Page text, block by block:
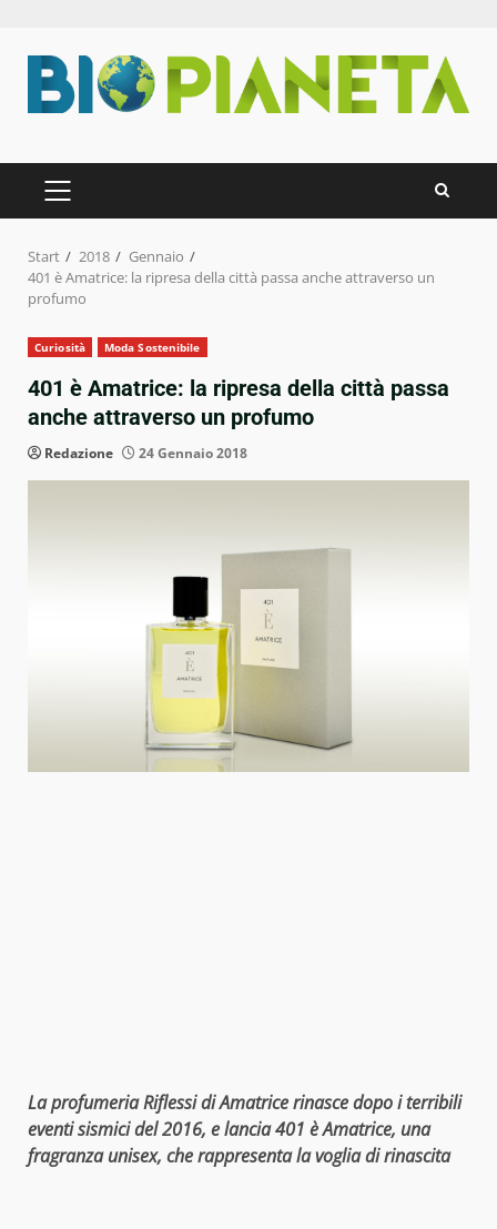
Inhalt
springen
PRIMÄRES
MENÜ
Start 2018
Gennaio
401 è Amatrice: la ripresa della città passa anche attraverso un
profumo
Curiosità Moda Sostenibile
401 è Amatrice: la ripresa della città passa
anche attraverso un profumo
Redazione 24 Gennaio 2018
La profumeria Riflessi di Amatrice rinasce dopo i terribili
eventi sismici del 2016, e lancia 401 è Amatrice, una
fragranza unisex, che rappresenta la voglia di rinascita